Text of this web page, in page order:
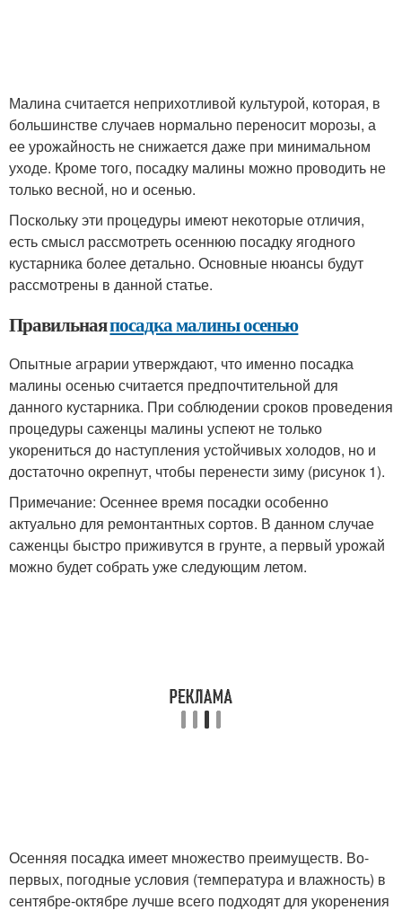
Малина считается неприхотливой культурой, которая, в
большинстве случаев нормально переносит морозы, а
ее урожайность не снижается даже при минимальном
уходе. Кроме того, посадку малины можно проводить не
только весной, но и осенью.
Поскольку эти процедуры имеют некоторые отличия,
есть смысл рассмотреть осеннюю посадку ягодного
кустарника более детально. Основные нюансы будут
рассмотрены в данной статье.
Правильнаяпосадка малины осенью
Опытные аграрии утверждают, что именно посадка
малины осенью считается предпочтительной для
данного кустарника. При соблюдении сроков проведения
процедуры саженцы малины успеют не только
укорениться до наступления устойчивых холодов, но и
достаточно окрепнут, чтобы перенести зиму (рисунок 1).
Примечание: Осеннее время посадки особенно
актуально для ремонтантных сортов. В данном случае
саженцы быстро приживутся в грунте, а первый урожай
можно будет собрать уже следующим летом.
Осенняя посадка имеет множество преимуществ. Во-
первых, погодные условия (температура и влажность) в
сентябре-октябре лучше всего подходят для укоренения